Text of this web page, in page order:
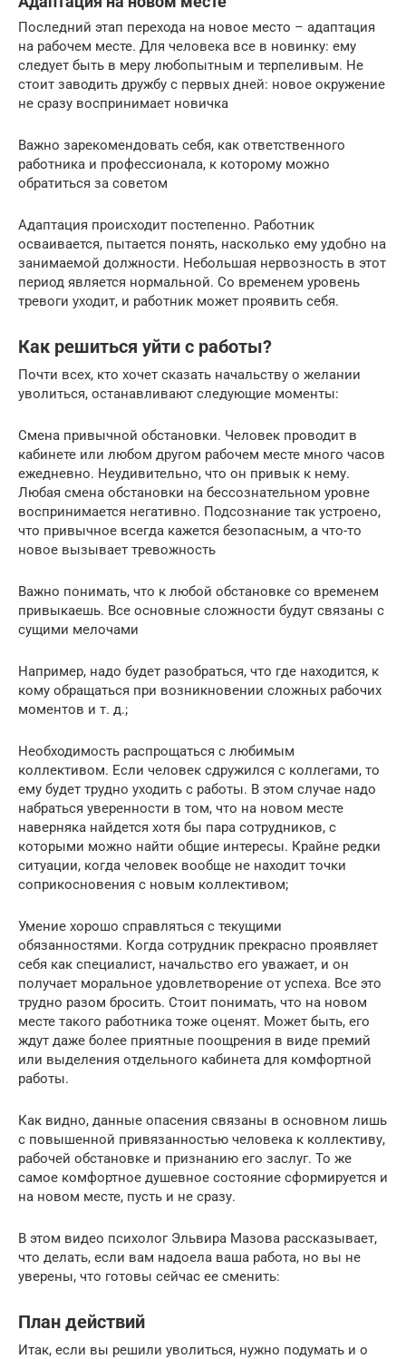
Последний этап перехода на новое место – адаптация
на рабочем месте. Для человека все в новинку: ему
следует быть в меру любопытным и терпеливым. Не
стоит заводить дружбу с первых дней: новое окружение
не сразу воспринимает новичка
Важно зарекомендовать себя, как ответственного
работника и профессионала, к которому можно
обратиться за советом
Адаптация происходит постепенно. Работник
осваивается, пытается понять, насколько ему удобно на
занимаемой должности. Небольшая нервозность в этот
период является нормальной. Со временем уровень
тревоги уходит, и работник может проявить себя.
Как решиться уйти с работы?
Почти всех, кто хочет сказать начальству о желании
уволиться, останавливают следующие моменты:
Смена привычной обстановки. Человек проводит в
кабинете или любом другом рабочем месте много часов
ежедневно. Неудивительно, что он привык к нему.
Любая смена обстановки на бессознательном уровне
воспринимается негативно. Подсознание так устроено,
что привычное всегда кажется безопасным, а что-то
новое вызывает тревожность
Важно понимать, что к любой обстановке со временем
привыкаешь. Все основные сложности будут связаны с
сущими мелочами
Например, надо будет разобраться, что где находится, к
кому обращаться при возникновении сложных рабочих
моментов и т. д.;
Необходимость распрощаться с любимым
коллективом. Если человек сдружился с коллегами, то
ему будет трудно уходить с работы. В этом случае надо
набраться уверенности в том, что на новом месте
наверняка найдется хотя бы пара сотрудников, с
которыми можно найти общие интересы. Крайне редки
ситуации, когда человек вообще не находит точки
соприкосновения с новым коллективом;
Умение хорошо справляться с текущими
обязанностями. Когда сотрудник прекрасно проявляет
себя как специалист, начальство его уважает, и он
получает моральное удовлетворение от успеха. Все это
трудно разом бросить. Стоит понимать, что на новом
месте такого работника тоже оценят. Может быть, его
ждут даже более приятные поощрения в виде премий
или выделения отдельного кабинета для комфортной
работы.
Как видно, данные опасения связаны в основном лишь
с повышенной привязанностью человека к коллективу,
рабочей обстановке и признанию его заслуг. То же
самое комфортное душевное состояние сформируется и
на новом месте, пусть и не сразу.
В этом видео психолог Эльвира Мазова рассказывает,
что делать, если вам надоела ваша работа, но вы не
уверены, что готовы сейчас ее сменить:
План действий
Итак, если вы решили уволиться, нужно подумать и о